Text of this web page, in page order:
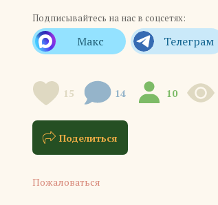
Подписывайтесь на нас в соцсетях:
15 14 10
Поделиться
Пожаловаться